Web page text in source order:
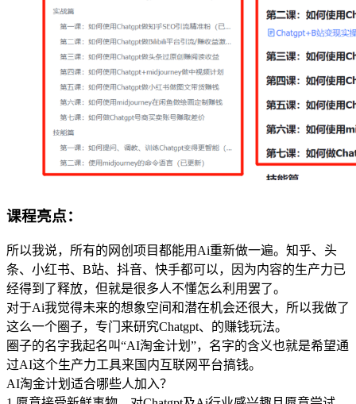
课程亮点：
所以我说，所有的网创项目都能用Ai重新做一遍。知乎、头
条、小红书、B站、抖音、快手都可以，因为内容的生产力已
经得到了释放，但就是很多人不懂怎么利用罢了。
对于Ai我觉得未来的想象空间和潜在机会还很大，所以我做了
这么一个圈子，专门来研究Chatgpt、的赚钱玩法。
圈子的名字我起名叫“AI淘金计划”，名字的含义也就是希望通
过AI这个生产力工具来国内互联网平台搞钱。
AI淘金计划适合哪些人加入？